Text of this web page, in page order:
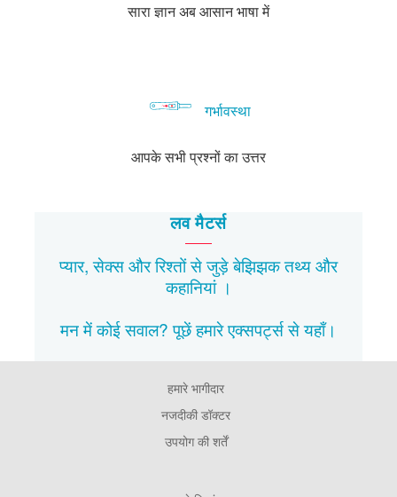
सारा ज्ञान अब आसान भाषा में
गर्भावस्था
आपके सभी प्रश्नों का उत्तर
लव मैटर्स
प्यार, सेक्स और रिश्तों से जुड़े बेझिझकतथ्यऔर
कहानियां।
मन में कोई सवाल? पूछें हमारे एक्सपर्ट्स सेयहाँ।
हमारे भागीदार
नजदीकी डॉक्टर
उपयोग की शर्तें